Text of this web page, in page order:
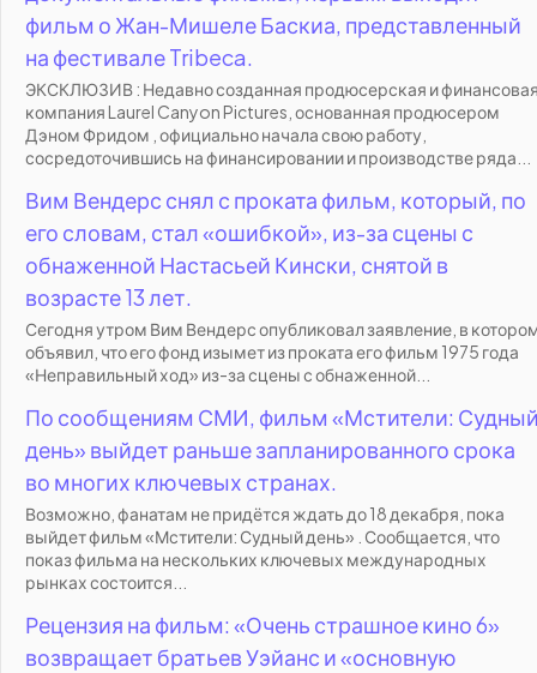
фильм о Жан-Мишеле Баскиа, представленный
на фестивале Tribeca.
ЭКСКЛЮЗИВ : Недавно созданная продюсерская и
компания Laurel Canyon Pictures, основанная продюсером
Дэном Фридом , официально начала свою работу,
сосредоточившись на финансировании и производстве ряда...
Вим Вендерс снял с проката фильм, который, по
его словам, стал «ошибкой», из-за сцены с
обнаженной Настасьей Кински, снятой в
возрасте 13 лет.
Сегодня утром Вим Вендерс опубликовал заявление, в
объявил, что его фонд изымет из проката его фильм 1975 года
«Неправильный ход» из-за сцены с обнаженной...
По сообщениям СМИ, фильм «Мстители:
день» выйдет раньше запланированного срока
во многих ключевых странах.
Возможно, фанатам не придётся ждать до 18 декабря, пока
выйдет фильм «Мстители: Судный день» . Сообщается, что
показ фильма на нескольких ключевых международных
рынках состоится...
Рецензия на фильм: «Очень страшное кино 6»
возвращает братьев Уэйанс и «основную